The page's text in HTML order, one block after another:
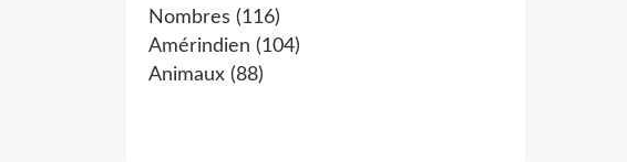
Nombres (116)
Amérindien (104)
Animaux (88)